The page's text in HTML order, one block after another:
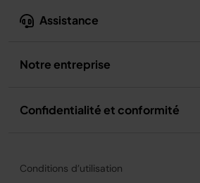
Assistance
Notre entreprise
Confidentialité et conformité
Conditions d’utilisation